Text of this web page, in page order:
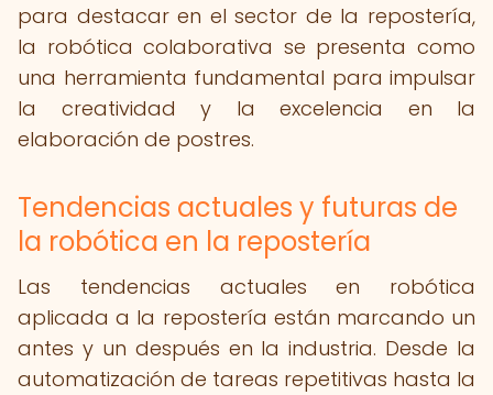
para destacar en el sector de la repostería,
la robótica colaborativa se presenta como
una herramienta fundamental para impulsar
la creatividad y la excelencia en la
elaboración de postres.
Tendencias actuales y futuras de
la robótica en la repostería
Las tendencias actuales en robótica
aplicada a la repostería están marcando un
antes y un después en la industria. Desde la
automatización de tareas repetitivas hasta la